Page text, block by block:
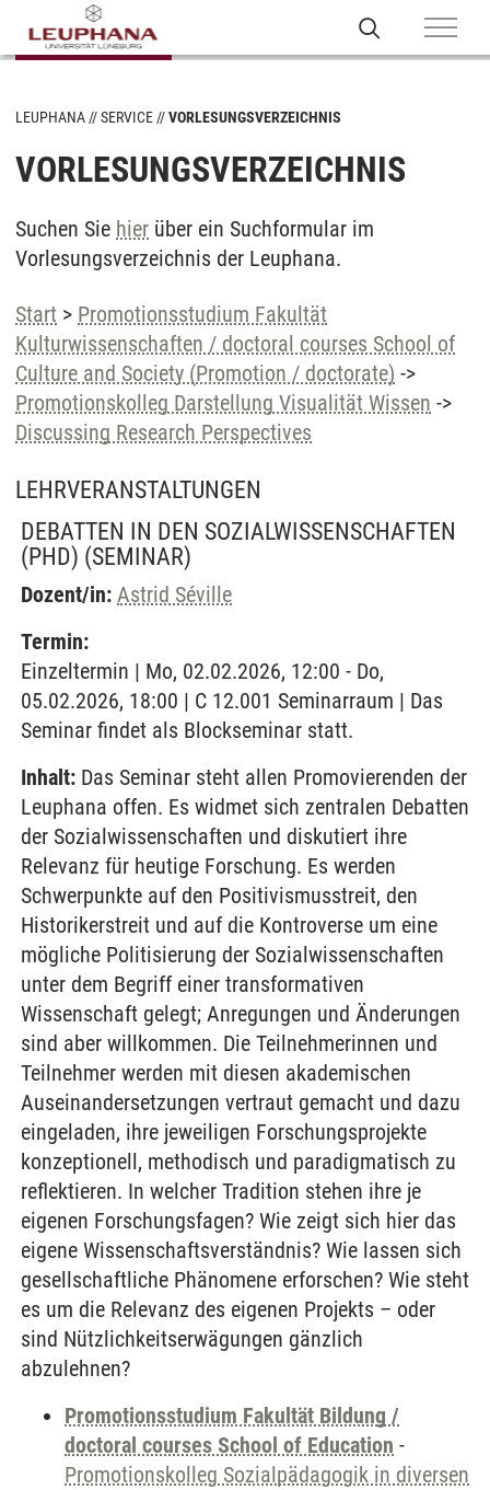
LEUPHANA SERVICE VORLESUNGSVERZEICHNIS
VORLESUNGSVERZEICHNIS
Suchen Sie hier über ein Suchformular im
Vorlesungsverzeichnis der Leuphana.
Start > Promotionsstudium Fakultät
Kulturwissenschaften / doctoral courses School of
Culture and Society (Promotion / doctorate) ->
Promotionskolleg Darstellung Visualität Wissen ->
Discussing Research Perspectives
LEHRVERANSTALTUNGEN
DEBATTEN IN DEN SOZIALWISSENSCHAFTEN
(PHD) (SEMINAR)
Dozent/in: Astrid Séville
Termin:
Einzeltermin | Mo, 02.02.2026, 12:00 - Do,
05.02.2026, 18:00 | C 12.001 Seminarraum | Das
Seminar findet als Blockseminar statt.
Inhalt: Das Seminar steht allen Promovierenden der
Leuphana offen. Es widmet sich zentralen Debatten
der Sozialwissenschaften und diskutiert ihre
Relevanz für heutige Forschung. Es werden
Schwerpunkte auf den Positivismusstreit, den
Historikerstreit und auf die Kontroverse um eine
mögliche Politisierung der Sozialwissenschaften
unter dem Begriff einer transformativen
Wissenschaft gelegt; Anregungen und Änderungen
sind aber willkommen. Die Teilnehmerinnen und
Teilnehmer werden mit diesen akademischen
Auseinandersetzungen vertraut gemacht und dazu
eingeladen, ihre jeweiligen Forschungsprojekte
konzeptionell, methodisch und paradigmatisch zu
reflektieren. In welcher Tradition stehen ihre je
eigenen Forschungsfagen? Wie zeigt sich hier das
eigene Wissenschaftsverständnis? Wie lassen sich
gesellschaftliche Phänomene erforschen? Wie steht
es um die Relevanz des eigenen Projekts – oder
sind Nützlichkeitserwägungen gänzlich
abzulehnen?
Promotionsstudium Fakultät Bildung /
doctoral courses School of Education -
Promotionskolleg Sozialpädagogik in diversen